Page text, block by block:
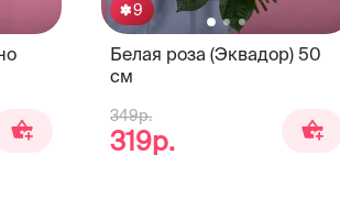
9
Белая роза (Эквадор) 50
см
349р.
319р.